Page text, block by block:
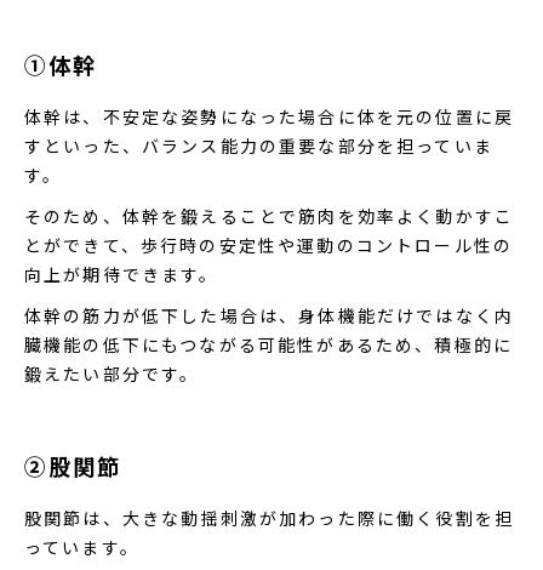
①体幹
体幹は、不安定な姿勢になった場合に体を元の位置に戻
すといった、バランス能力の重要な部分を担っていま
す。
そのため、体幹を鍛えることで筋肉を効率よく動かすこ
とができて、歩行時の安定性や運動のコントロール性の
向上が期待できます。
体幹の筋力が低下した場合は、身体機能だけではなく内
臓機能の低下にもつながる可能性があるため、積極的に
鍛えたい部分です。
②股関節
股関節は、大きな動揺刺激が加わった際に働く役割を担
っています。